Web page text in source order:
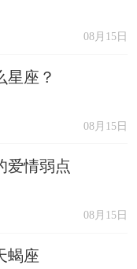
08月15日
星座？
08月15日
爱情弱点
08月15日
蝎座